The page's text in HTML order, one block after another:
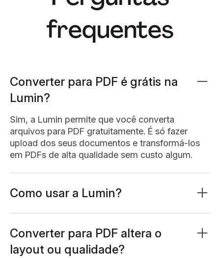
frequentes
Converter para PDF é grátis na
Lumin?
Sim, a Lumin permite que você converta
arquivos para PDF gratuitamente. É só fazer
upload dos seus documentos e transformá-los
em PDFs de alta qualidade sem custo algum.
Como usar a Lumin?
a Lumin à mão no seu computador. Também
oferecemos aplicativos para celular e tablet com
os recursos mais populares da Lumin.
Converter para PDF altera o
layout ou qualidade?